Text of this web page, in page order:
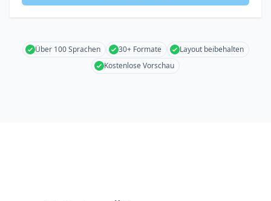
Über 100 Sprachen 30+ Formate
Layout beibehalten
Kostenlose Vorschau